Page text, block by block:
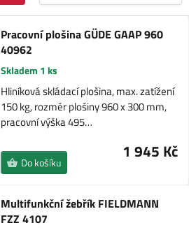
Pracovní plošina GÜDE GAAP 960
40962
Skladem 1 ks
Hliníková skládací plošina, max. zatížení
150 kg, rozměr plošiny 960 x 300 mm,
pracovní výška 495…
1 945 Kč
Do košíku
Multifunkční žebřík FIELDMANN
FZZ 4107